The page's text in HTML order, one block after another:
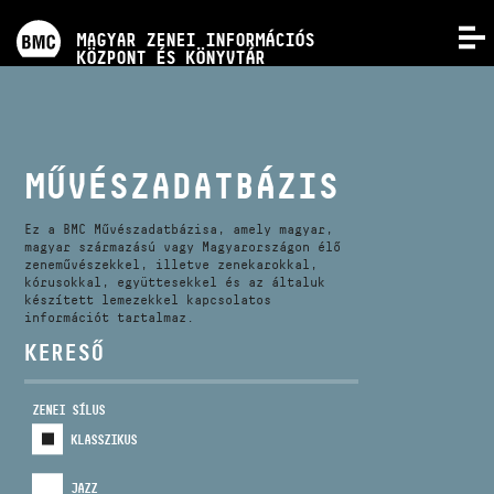
MAGYAR ZENEI INFORMÁCIÓS
KÖZPONT ÉS KÖNYVTÁR
KÉPZÉSEK
KIADVÁNYOK
RÓLUNK
KAPCSOLAT
VIDEÓ GALÉRIA
MŰVÉSZADATBÁZIS
Ez a BMC Művészadatbázisa, amely magyar,
magyar származású vagy Magyarországon élő
zeneművészekkel, illetve zenekarokkal,
kórusokkal, együttesekkel és az általuk
készített lemezekkel kapcsolatos
információt tartalmaz.
KERESŐ
ZENEI SÍLUS
KLASSZIKUS
JAZZ